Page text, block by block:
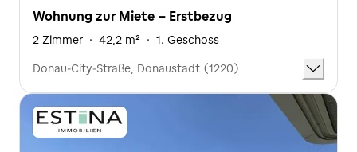
Wohnung zur Miete - Erstbezug
2 Zimmer · 42,2 m² · 1. Geschoss
Donau-City-Straße, Donaustadt (1220)